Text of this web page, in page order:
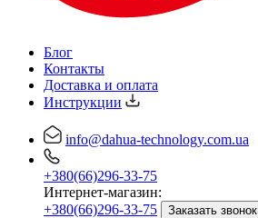
Блог
Контакты
Доставка и оплата
Инструкции
info@dahua-technology.com.ua
+380(66)296-33-75
Интернет-магазин:
+380(66)296-33-75
Заказать звонок